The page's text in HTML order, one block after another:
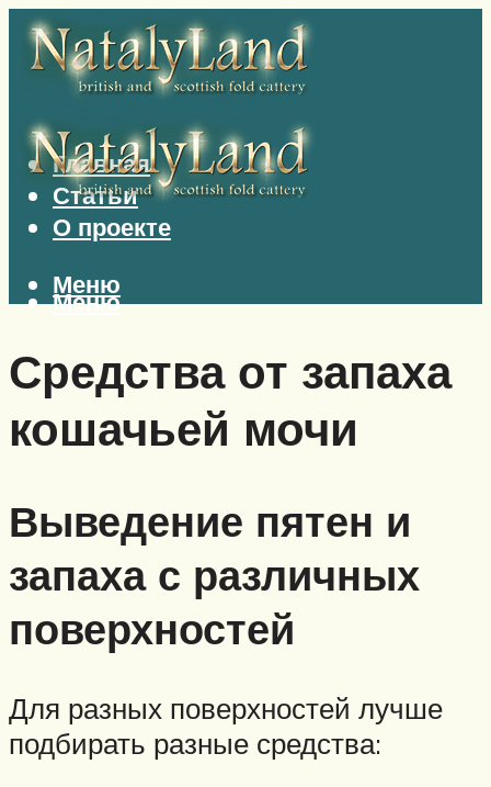
Главная
Статьи
О проекте
Меню
Меню
Средства от запаха
кошачьей мочи
Выведение пятен и
запаха с различных
поверхностей
Для разных поверхностей лучше
подбирать разные средства: